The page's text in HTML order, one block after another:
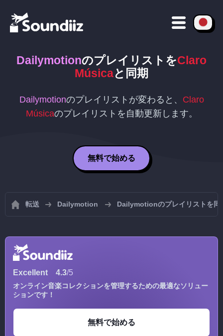
DailymotionのプレイリストをClaro
Músicaと同期
Dailymotionのプレイリストが変わると、 Claro
Músicaのプレイリストを自動更新します。
無料で始める
転送 Dailymotion Dailymotionのプレイリストを同
Excellent 4.3/5
オンライン音楽コレクションを管理するための最適なソリュー
ションです！
無料で始める